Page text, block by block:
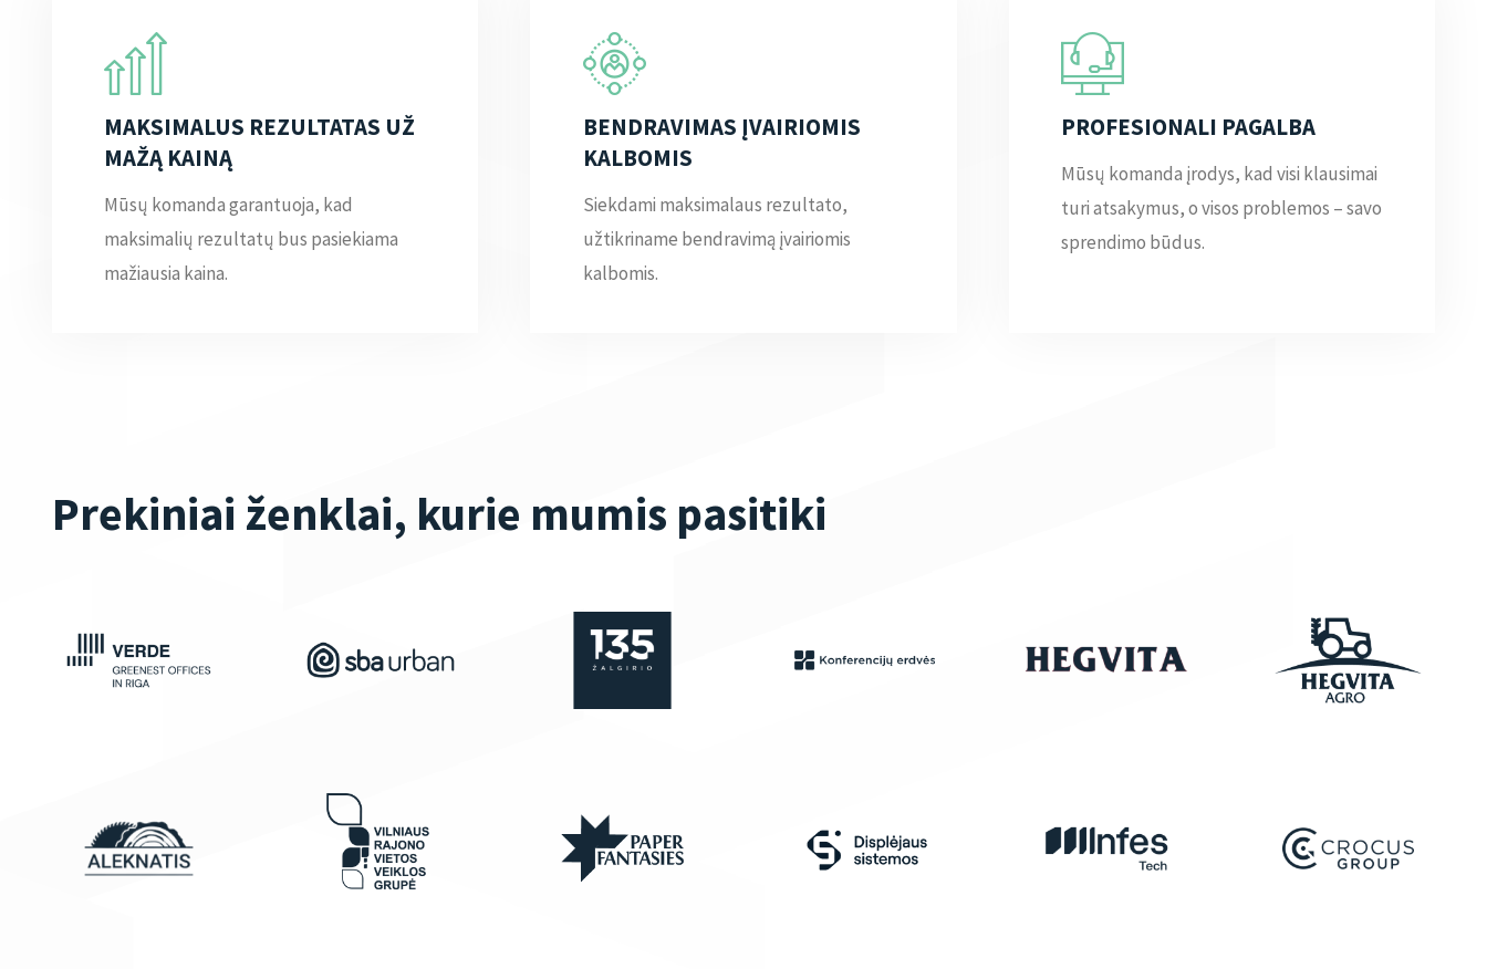
MAKSIMALUS REZULTATAS UŽ
MAŽĄ KAINĄ
Mūsų komanda garantuoja, kad
maksimalių rezultatų bus pasiekiama
mažiausia kaina.
BENDRAVIMAS ĮVAIRIOMIS
KALBOMIS
Siekdami maksimalaus rezultato,
užtikriname bendravimą įvairiomis
kalbomis.
PROFESIONALI PAGALBA
Mūsų komanda įrodys, kad visi klausimai
turi atsakymus, o visos problemos – savo
sprendimo būdus.
Prekiniai ženklai, kurie mumis pasitiki